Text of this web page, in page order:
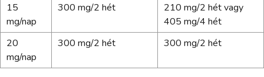
15
mg/nap
300 mg/2 hét
210 mg/2 hét vagy
405 mg/4 hét
20
mg/nap
300 mg/2 hét 300 mg/2 hét